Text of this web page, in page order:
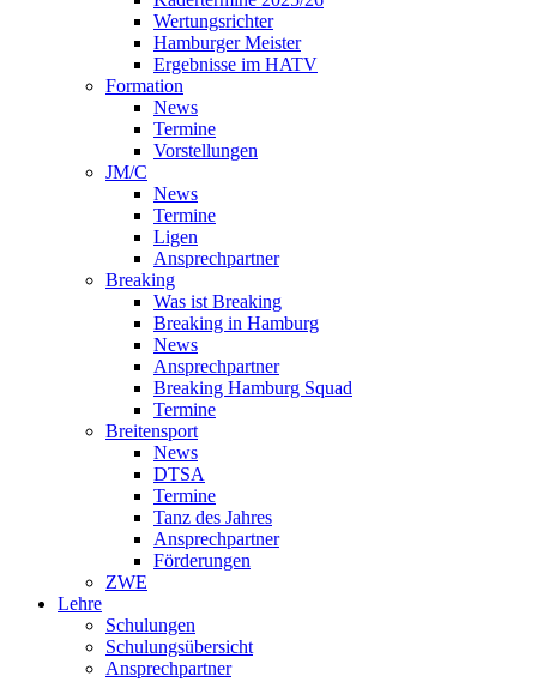
Wertungsrichter
Hamburger Meister
Ergebnisse im HATV
Formation
News
Termine
Vorstellungen
JM/C
News
Termine
Ligen
Ansprechpartner
Breaking
Was ist Breaking
Breaking in Hamburg
News
Ansprechpartner
Breaking Hamburg Squad
Termine
Breitensport
News
DTSA
Termine
Tanz des Jahres
Ansprechpartner
Förderungen
ZWE
Lehre
Schulungen
Schulungsübersicht
Ansprechpartner